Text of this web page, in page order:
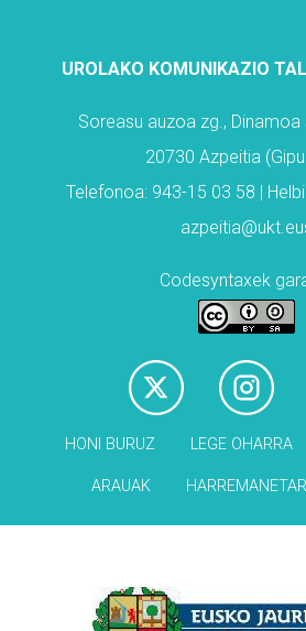
UROLAKO KOMUNIKAZIO
Soreasu auzoa zg.,
20730 Azpeitia
Telefonoa: 943-15 03 58 |
Codesyntaxek
HONI BURUZ LEGE OHARRA
ARAUAK